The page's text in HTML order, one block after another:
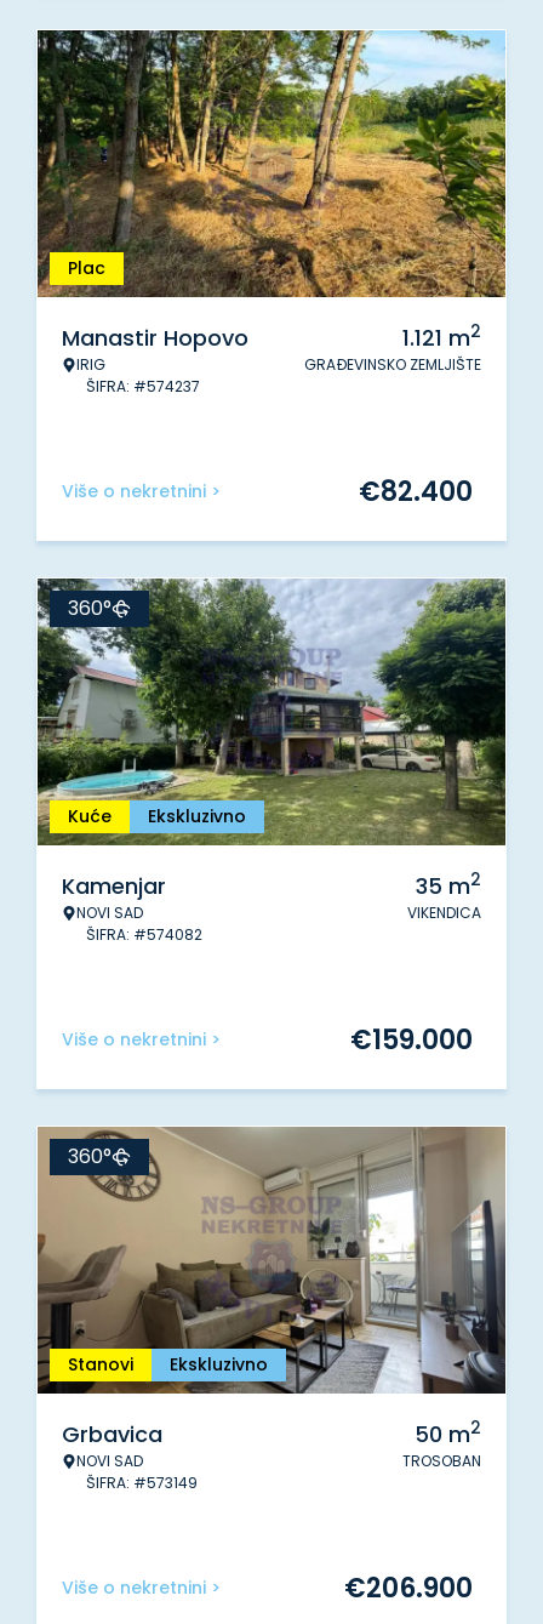
Plac
Manastir Hopovo
IRIG
ŠIFRA: #574237
1.121 m2
GRAĐEVINSKO ZEMLJIŠTE
Više o nekretnini > €82.400
Kuće Ekskluzivno
360°
Kamenjar
NOVI SAD
ŠIFRA: #574082
35 m2
VIKENDICA
Više o nekretnini > €159.000
Stanovi Ekskluzivno
360°
Grbavica
NOVI SAD
ŠIFRA: #573149
50 m2
TROSOBAN
Više o nekretnini > €206.900